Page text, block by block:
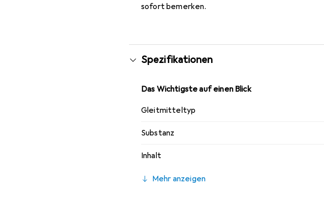
sofort bemerken.
Spezifikationen
Das Wichtigste auf einen Blick
Gleitmitteltyp
Substanz
Inhalt
Mehr anzeigen